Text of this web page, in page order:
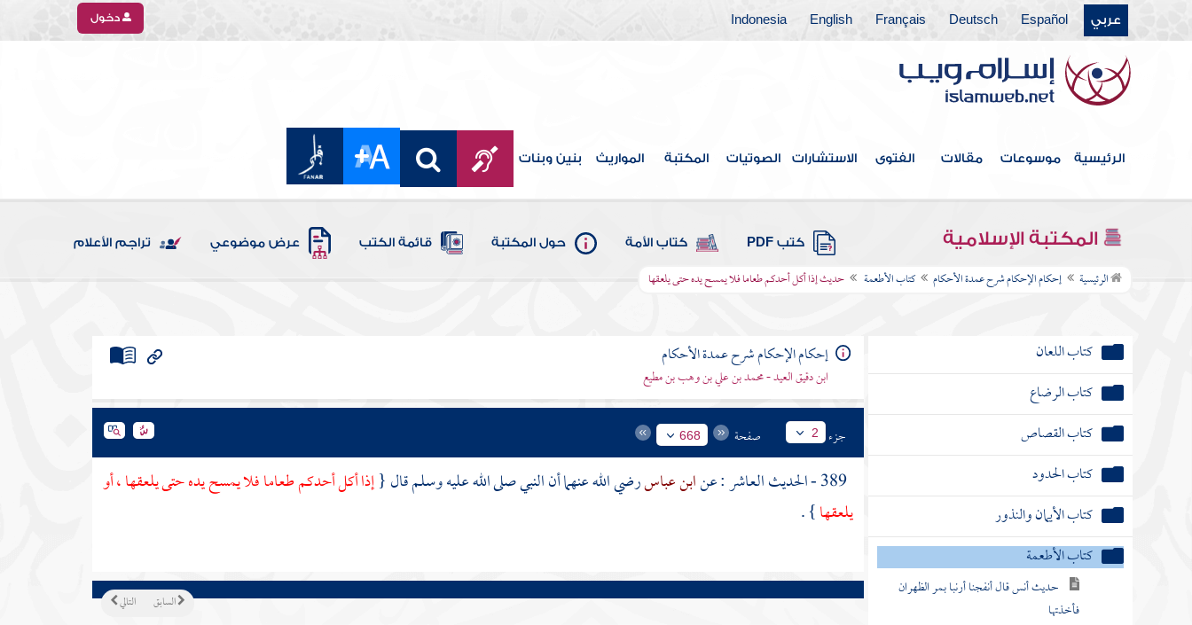
عربي Español
Deutsch
Français
English
Indonesia دخول
الرئيسية موسوعات مقالات الفتوى الاستشارات الصوتيات المكتبة المواريث بنين وبنات
المكتبة الإسلامية كتب PDF كتاب الأمة حول المكتبة قائمة الكتب عرض موضوعي تراجم الأعلام
الرئيسية إحكام الإحكام شرح عمدة الأحكام كتاب الأطعمة حديث إذا أكل أحدكم طعاما فلا يمسح يده حتى يلعقها
كتاب الصلاة
كتاب الجنائز
كتاب الزكاة
كتاب الصيام
كتاب البيوع
كتاب النكاح
كتاب اللعان
كتاب الرضاع
كتاب القصاص
كتاب الحدود
كتاب الأيمان والنذور
كتاب الأطعمة
حديث أنس قال أنفجنا أرنبا بمر الظهران
فأخذتها
إحكام الإحكام شرح عمدة الأحكام
ابن دقيق العيد - محمد بن علي بن وهب بن مطيع
جزء 2 صفحة 668
ابن عباسرضي الله عنهما أن النبي صلى الله عليه وسلم قال {إذا أكل أحدكم طعاما فلا يمسح يده حتى يلعقها ، أو
يلعقها} .
التالي السابق